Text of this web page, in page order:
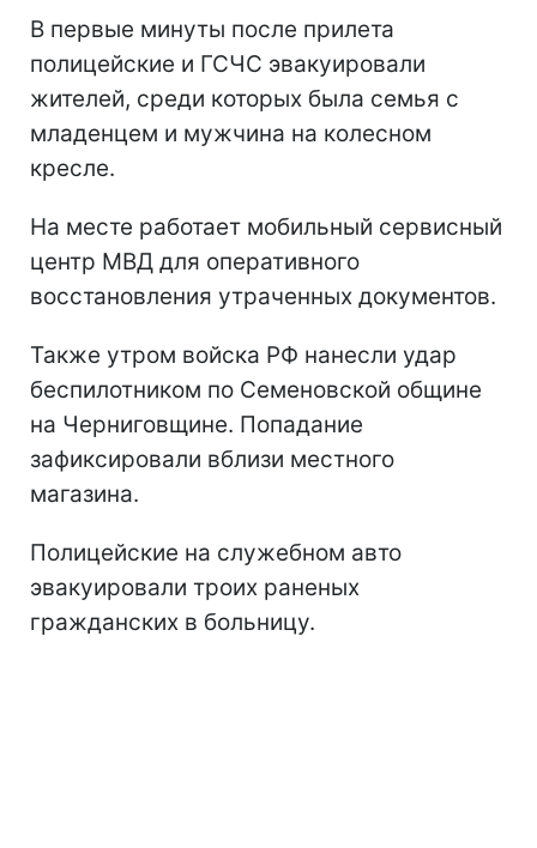
В первые минуты после прилета
полицейские и ГСЧС эвакуировали
жителей, среди которых была семья с
младенцем и мужчина на колесном
кресле.
На месте работает мобильный сервисный
центр МВД для оперативного
восстановления утраченных документов.
Также утром войска РФ нанесли удар
беспилотником по Семеновской общине
на Черниговщине. Попадание
зафиксировали вблизи местного
магазина.
Полицейские на служебном авто
эвакуировали троих раненых
гражданских в больницу.